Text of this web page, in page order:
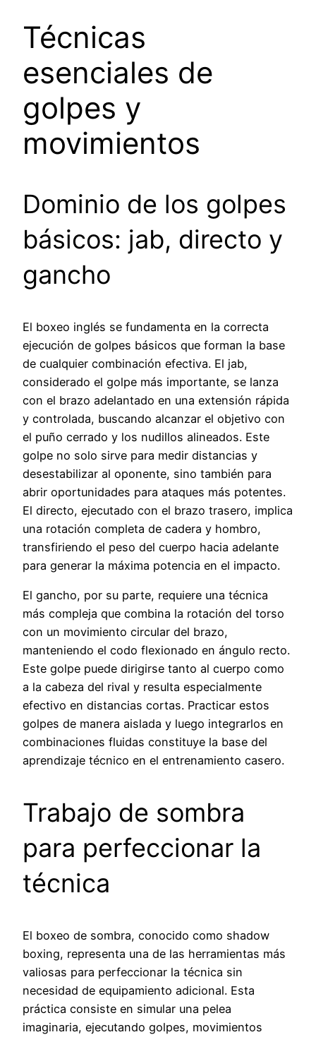
Técnicas
esenciales de
golpes y
movimientos
Dominio de los golpes
básicos: jab, directo y
gancho
El boxeo inglés se fundamenta en la correcta
ejecución de golpes básicos que forman la base
de cualquier combinación efectiva. El jab,
considerado el golpe más importante, se lanza
con el brazo adelantado en una extensión rápida
y controlada, buscando alcanzar el objetivo con
el puño cerrado y los nudillos alineados. Este
golpe no solo sirve para medir distancias y
desestabilizar al oponente, sino también para
abrir oportunidades para ataques más potentes.
El directo, ejecutado con el brazo trasero, implica
una rotación completa de cadera y hombro,
transfiriendo el peso del cuerpo hacia adelante
para generar la máxima potencia en el impacto.
El gancho, por su parte, requiere una técnica
más compleja que combina la rotación del torso
con un movimiento circular del brazo,
manteniendo el codo flexionado en ángulo recto.
Este golpe puede dirigirse tanto al cuerpo como
a la cabeza del rival y resulta especialmente
efectivo en distancias cortas. Practicar estos
golpes de manera aislada y luego integrarlos en
combinaciones fluidas constituye la base del
aprendizaje técnico en el entrenamiento casero.
Trabajo de sombra
para perfeccionar la
técnica
El boxeo de sombra, conocido como shadow
boxing, representa una de las herramientas más
valiosas para perfeccionar la técnica sin
necesidad de equipamiento adicional. Esta
práctica consiste en simular una pelea
imaginaria, ejecutando golpes, movimientos